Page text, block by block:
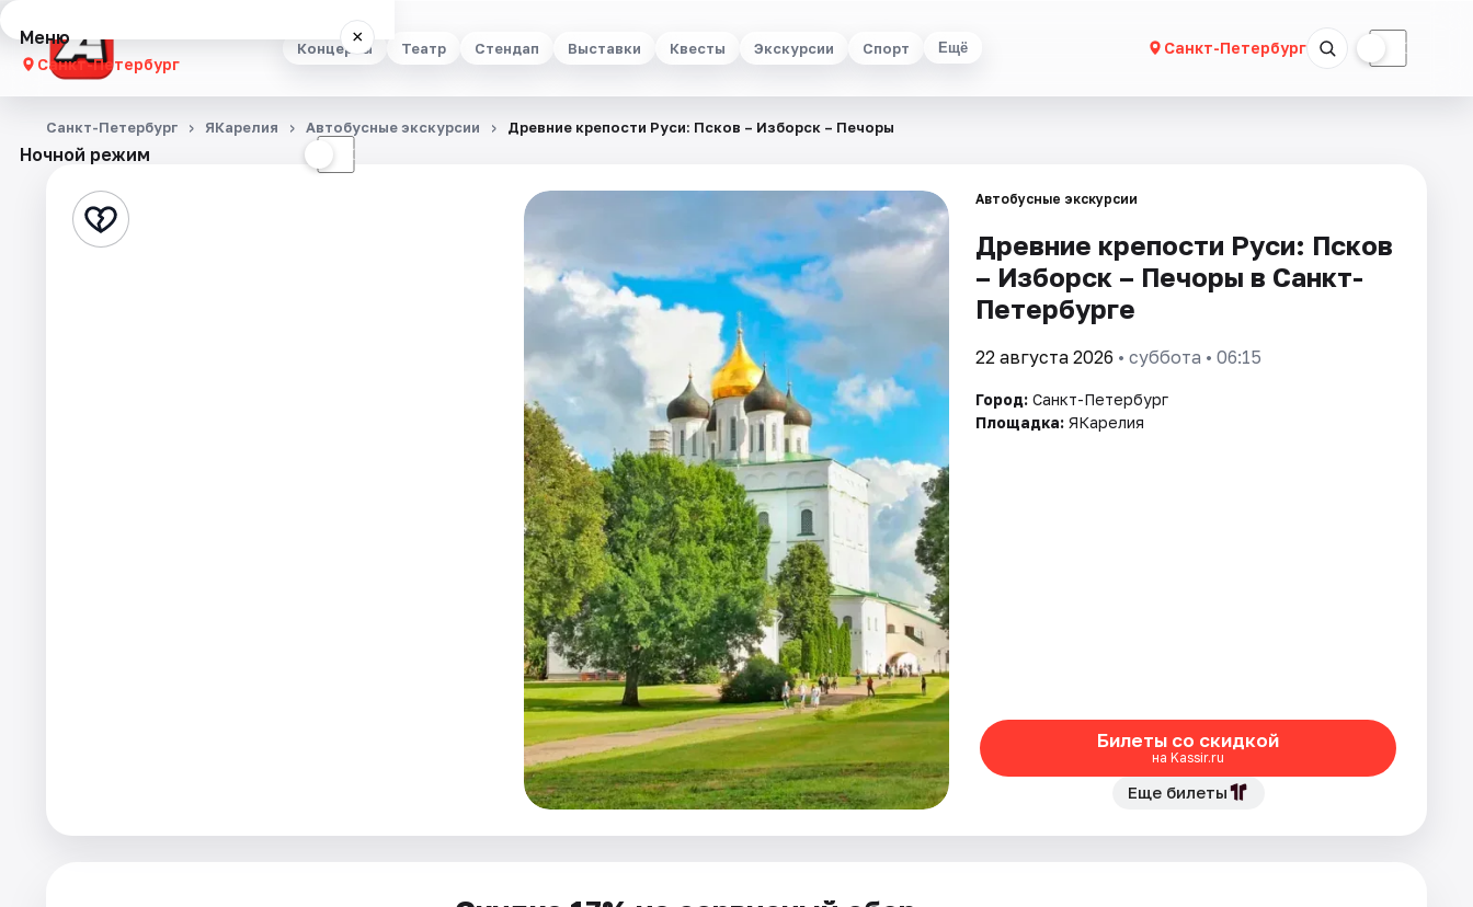
Концерты Театр Стендап Выставки Квесты Экскурсии Спорт Ещё Санкт-Петербург ☾
Меню ×
Санкт-Петербург
Концерты
Стендап
Ночной режим ☾
Санкт-Петербург ЯКарелия Автобусные экскурсии Древние крепости Руси: Псков – Изборск – Печоры
Автобусные экскурсии
Древние крепости Руси: Псков
– Изборск – Печоры в Санкт-
Петербурге
22 августа 2026 • суббота • 06:15
Город: Санкт-Петербург
Площадка: ЯКарелия
Билеты со скидкой
на Kassir.ru
Еще билеты